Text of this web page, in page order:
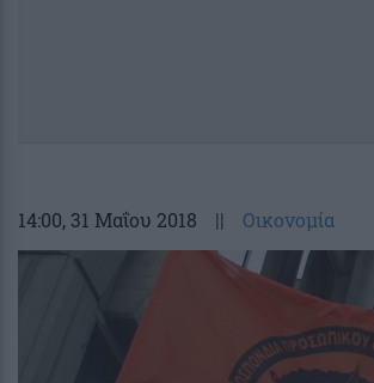
14:00, 31 Μαΐου 2018 || Οικονομία